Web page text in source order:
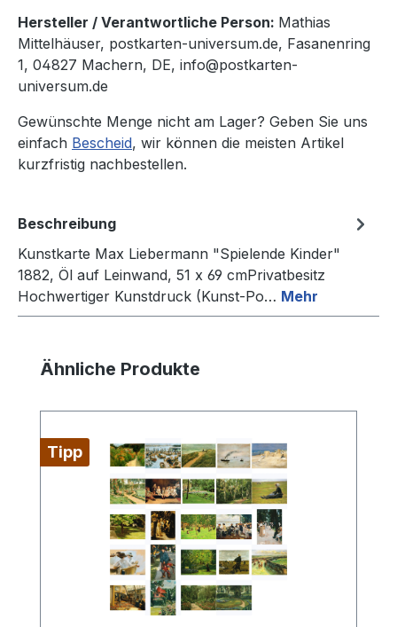
Hersteller / Verantwortliche Person: Mathias
Mittelhäuser, postkarten-universum.de, Fasanenring
1, 04827 Machern, DE, info@postkarten-
universum.de
Gewünschte Menge nicht am Lager? Geben Sie uns
einfach Bescheid, wir können die meisten Artikel
kurzfristig nachbestellen.
Beschreibung
Kunstkarte Max Liebermann "Spielende Kinder"
1882, Öl auf Leinwand, 51 x 69 cmPrivatbesitz
Hochwertiger Kunstdruck (Kunst-Po… Mehr
Produktgalerie überspringen
Ähnliche Produkte
Tipp